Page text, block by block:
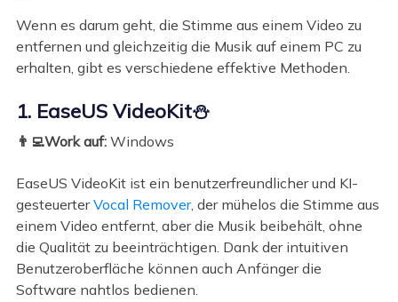
Wenn es darum geht, die Stimme aus einem Video zu
entfernen und gleichzeitig die Musik auf einem PC zu
erhalten, gibt es verschiedene effektive Methoden.
1. EaseUS VideoKit⛄
👨‍💻Work auf: Windows
EaseUS VideoKit ist ein benutzerfreundlicher und KI-
gesteuerterVocal Remover, der mühelos die Stimme aus
einem Video entfernt, aber die Musik beibehält, ohne
die Qualität zu beeinträchtigen. Dank der intuitiven
Benutzeroberfläche können auch Anfänger die
Software nahtlos bedienen.